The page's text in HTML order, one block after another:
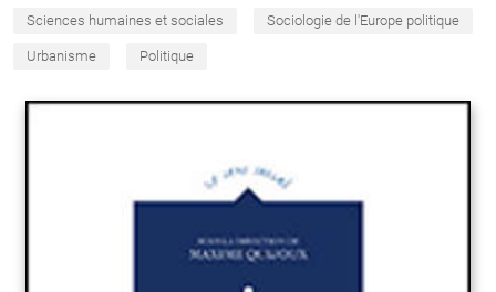
Sciences humaines et sociales Sociologie de l'Europe politique
Urbanisme Politique